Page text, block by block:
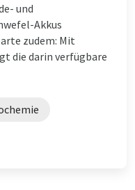
und
Akkus
zudem: Mit
die darin verfügbare